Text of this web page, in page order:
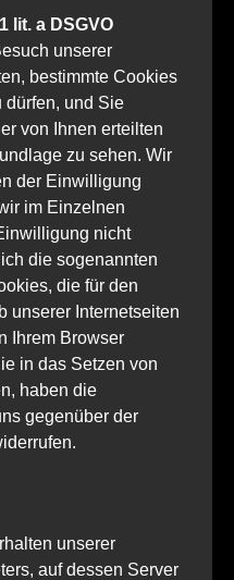
lit. a DSGVO
unserer
bestimmte Cookies
dürfen, und Sie
von Ihnen erteilten
zu sehen. Wir
der Einwilligung
im Einzelnen
nicht
die sogenannten
die für den
unserer Internetseiten
Ihrem Browser
in das Setzen von
haben die
gegenüber der
unserer
auf dessen Server